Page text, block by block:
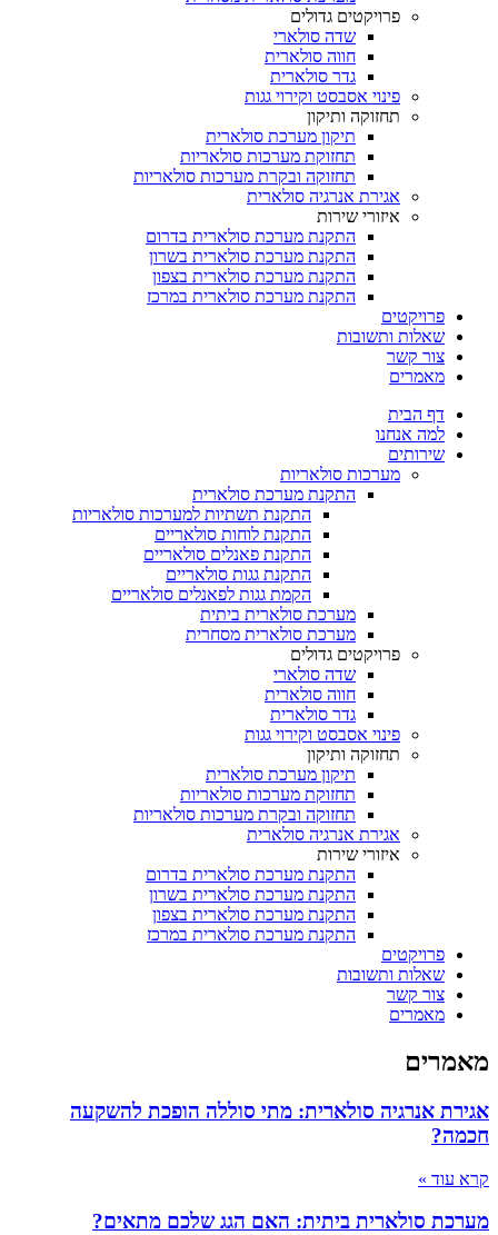
פרויקטים גדולים
שדה סולארי
חווה סולארית
גדר סולארית
פינוי אסבסט וקירוי גגות
תחזוקה ותיקון
תיקון מערכת סולארית
תחזוקת מערכות סולאריות
תחזוקה ובקרת מערכות סולאריות
אגירת אנרגיה סולארית
איזורי שירות
התקנת מערכת סולארית בדרום
התקנת מערכת סולארית בשרון
התקנת מערכת סולארית בצפון
התקנת מערכת סולארית במרכז
פרויקטים
שאלות ותשובות
צור קשר
מאמרים
דף הבית
למה אנחנו
שירותים
מערכות סולאריות
התקנת מערכת סולארית
התקנת תשתיות למערכות סולאריות
התקנת לוחות סולאריים
התקנת פאנלים סולאריים
התקנת גגות סולאריים
הקמת גגות לפאנלים סולאריים
מערכת סולארית ביתית
מערכת סולארית מסחרית
פרויקטים גדולים
שדה סולארי
חווה סולארית
גדר סולארית
פינוי אסבסט וקירוי גגות
תחזוקה ותיקון
תיקון מערכת סולארית
תחזוקת מערכות סולאריות
תחזוקה ובקרת מערכות סולאריות
אגירת אנרגיה סולארית
איזורי שירות
התקנת מערכת סולארית בדרום
התקנת מערכת סולארית בשרון
התקנת מערכת סולארית בצפון
התקנת מערכת סולארית במרכז
פרויקטים
שאלות ותשובות
צור קשר
מאמרים
מאמרים
אגירת אנרגיה סולארית: מתי סוללה הופכת להשקעה
חכמה?
קרא עוד »
מערכת סולארית ביתית: האם הגג שלכם מתאים?